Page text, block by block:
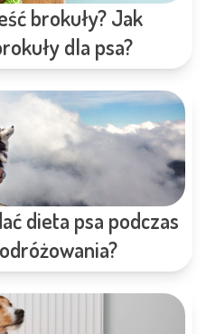
brokuły? Jak
dla psa?
dieta psa podczas